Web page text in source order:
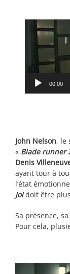
Lecteur
vidéo
00:00
John Nelson, le
« Blade runner
Denis
ayant tour à
l’état
Joidoit être
Sa présence, sa
Pour cela,